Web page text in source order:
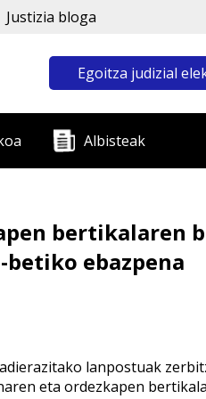
Justizia bloga
Egoitza judizial
Albisteak
bertikalaren
ebazpena
lanpostuak
eta ordezkapen